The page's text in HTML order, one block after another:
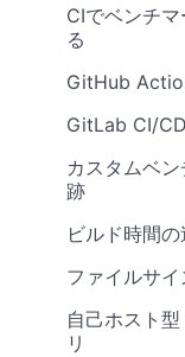
CIでベンチ
る
GitHub
GitLab CI/CD
カスタムベ
跡
ビルド時間
ファイルサ
自己ホスト
リ